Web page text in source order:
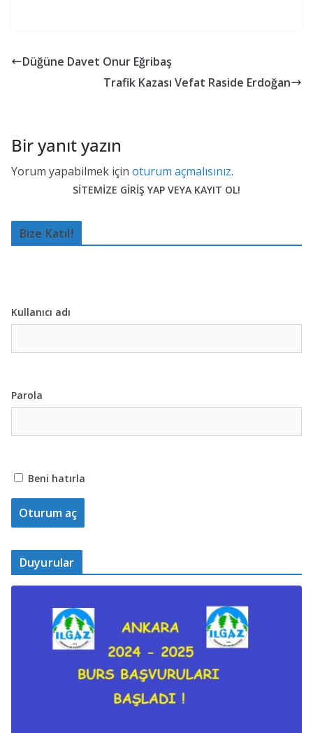
Düğüne Davet Onur Eğribaş
Trafik Kazası Vefat Raside Erdoğan
Bir yanıt yazın
Yorum yapabilmek için oturum açmalısınız.
SİTEMİZE GİRİŞ YAP VEYA KAYIT OL!
Bize Katıl!
Kullanıcı adı
Parola
Beni hatırla
Duyurular